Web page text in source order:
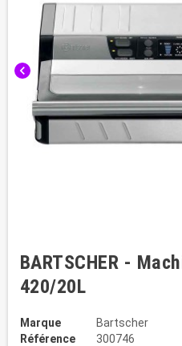
chevron_left
BARTSCHER -
420/20L
Marque
Bartscher
Référence
300746